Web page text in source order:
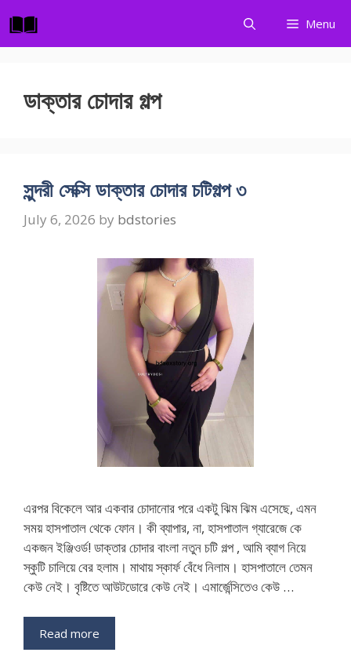
to
content
Menu
ডাক্তার চোদার গল্প
সুন্দরী সেক্সি ডাক্তার চোদার চটিগল্প ৩
July 6, 2026 by bdstories
এরপর বিকেলে আর একবার চোদানোর পরে একটু ঝিম ঝিম এসেছে, এমন
সময় হাসপাতাল থেকে ফোন। কী ব্যাপার, না, হাসপাতাল গ্যারেজে কে
একজন ইঞ্জিওর্ড! ডাক্তার চোদার বাংলা নতুন চটি গল্প , আমি ব্যাগ নিয়ে
স্কুটি চালিয়ে বের হলাম। মাথায় স্কার্ফ বেঁধে নিলাম। হাসপাতালে তেমন
কেউ নেই। বৃষ্টিতে আউটডোরে কেউ নেই। এমার্জেন্সিতেও কেউ …
Read more